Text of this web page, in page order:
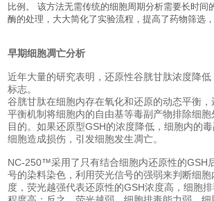
比例。 该方法无需传统的细胞周期分析需要长时间
酶的处理，大大简化了实验流程，提高了药物筛选
早期细胞凋亡分析
近年大量的研究表明，还原性谷胱甘肽浓度降
标志。
谷胱甘肽在细胞内存在氧化和还原的动态平衡
平衡机制将细胞内的自由基等毒副产物排除细
目的。如果还原型GSH的浓度降低，细胞内的
细胞造成损伤，引发细胞发生凋亡。
NC-250™采用了只有结合细胞内还原性的GSH
号的染料染色，利用荧光信号的强弱来判断细
度，荧光越强代表还原性的GSH浓度高，细胞